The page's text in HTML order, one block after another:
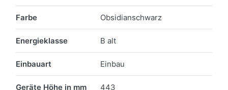
Farbe Obsidianschwarz
Energieklasse B alt
Einbauart Einbau
Geräte Höhe in mm 443